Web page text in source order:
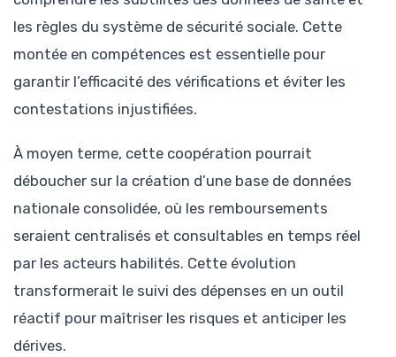
les règles du système de sécurité sociale. Cette
montée en compétences est essentielle pour
garantir l’efficacité des vérifications et éviter les
contestations injustifiées.
À moyen terme, cette coopération pourrait
déboucher sur la création d’une base de données
nationale consolidée, où les remboursements
seraient centralisés et consultables en temps réel
par les acteurs habilités. Cette évolution
transformerait le suivi des dépenses en un outil
réactif pour maîtriser les risques et anticiper les
dérives.